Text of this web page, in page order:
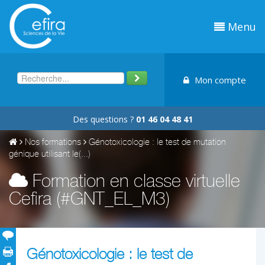
Menu
Mon compte
Des questions ? 01 46 04 48 41
Nos formations
Génotoxicologie : le test de mutation
génique utilisant le(...)
Formation en classe virtuelle
Cefira (#GNT_EL_M3)
Génotoxicologie : le test de